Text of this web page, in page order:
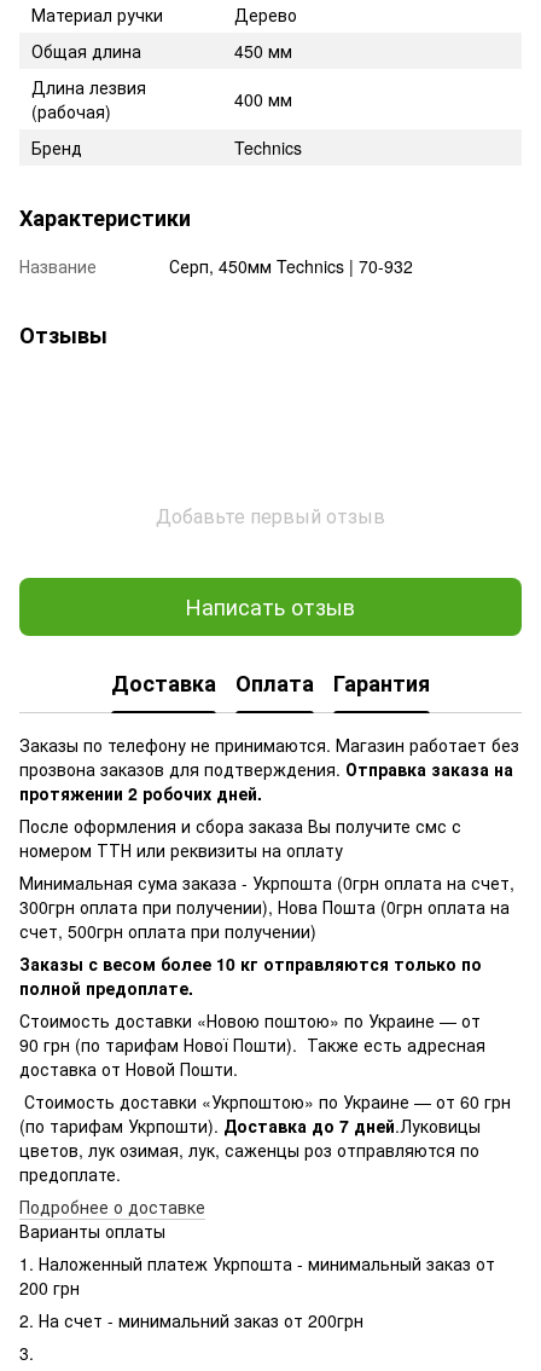
Материал ручки
Дерево
Общая длина
450 мм
Длина лезвия
(рабочая)
400 мм
Бренд
Technics
Характеристики
Название Серп, 450мм Technics | 70-932
Отзывы
Добавьте первый отзыв
Написать отзыв
Доставка Оплата Гарантия
Заказы по телефону не принимаются. Магазин работает без
прозвона заказов для подтверждения. Отправка заказа на
протяжении 2 робочих дней.
После оформления и сбора заказа Вы получите смс с
номером ТТН или реквизиты на оплату
Минимальная сума заказа - Укрпошта (0грн оплата на счет,
300грн оплата при получении), Нова Пошта (0грн оплата на
счет, 500грн оплата при получении)
Заказы с весом более 10 кг отправляются только по
полной предоплате.
Стоимость доставки «Новою поштою» по Украине — от
90 грн (по тарифам Нової Пошти). Также есть адресная
доставка от Новой Пошти.
Стоимость доставки «Укрпоштою» по Украине — от 60 грн
(по тарифам Укрпошти). Доставка до 7 дней.Луковицы
цветов, лук озимая, лук, саженцы роз отправляются по
предоплате.
Подробнее о доставке
Варианты оплаты
1. Наложенный платеж Укрпошта - минимальный заказ от
200 грн
2. На счет - минимальний заказ от 200грн
3.